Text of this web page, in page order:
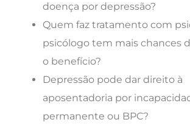
doença por depressão?
Quem faz tratamento com
psicólogo tem mais chances
o benefício?
Depressão pode dar direito à
aposentadoria por
permanente ou BPC?